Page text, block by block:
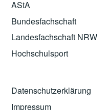
AStA
Bundesfachschaft
Landesfachschaft NRW
Hochschulsport
Datenschutzerklärung
Impressum